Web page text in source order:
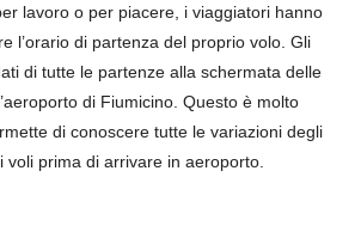
lavoro o per piacere, i viaggiatori hanno
l’orario di partenza del proprio volo. Gli
di tutte le partenze alla schermata delle
di Fiumicino. Questo è molto
di conoscere tutte le variazioni degli
voli prima di arrivare in aeroporto.